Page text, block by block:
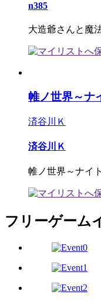
n385
大造爺さんと魔
帷ノ世界～ナ
済谷川Ｋ
済谷川Ｋ
帷ノ世界～ナイ
フリーゲーム